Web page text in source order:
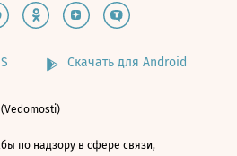
Скачать для Android
по надзору в сфере связи,